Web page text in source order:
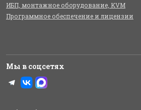
ИБП, монтажное оборудование, KVM
Программное обеспечение и лицензии
Мы в соцсетях